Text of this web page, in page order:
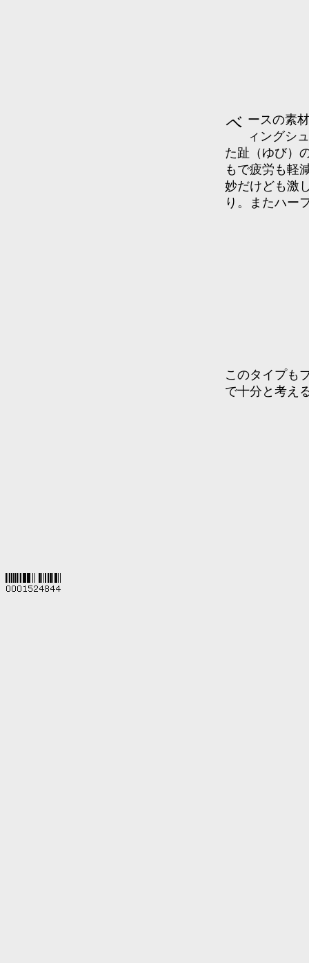
ベースの素材を薄くして、余裕のないシューズに対応。ドライヴ
ィングシ
た趾（ゆび）
もで疲労も軽
妙だけども激
り。またハー
このタイプも
で十分と考え